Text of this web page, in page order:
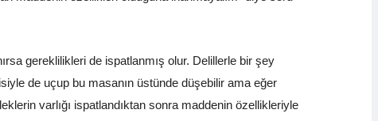
gereklilikleri de ispatlanmış olur. Delillerle bir şey
de uçup bu masanın üstünde düşebilir ama eğer
varlığı ispatlandıktan sonra maddenin özellikleriyle